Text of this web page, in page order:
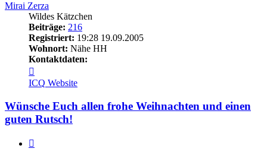
Mirai Zerza
Wildes Kätzchen
Beiträge: 216
Registriert: 19:28 19.09.2005
Wohnort: Nähe HH
Kontaktdaten:
von
Mirai
Zerza
ICQ Website
Wünsche Euch allen frohe Weihnachten und einen
guten Rutsch!